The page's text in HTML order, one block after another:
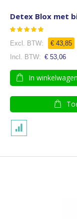
Detex Blox met
Waardering:
€ 43,85
€ 53,06
In winkelwagen